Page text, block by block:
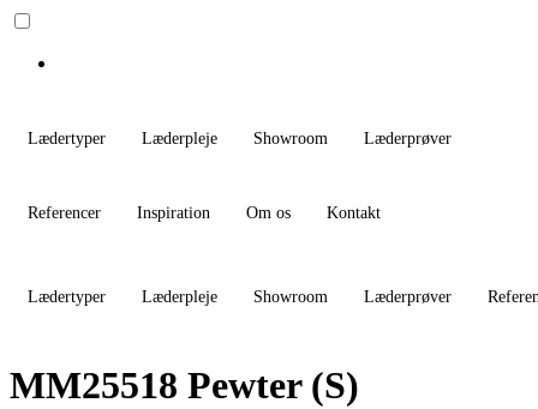
Lædertyper Læderpleje Showroom Læderprøver
Referencer Inspiration Om os Kontakt
Lædertyper Læderpleje Showroom Læderprøver
MM25518 Pewter (S)